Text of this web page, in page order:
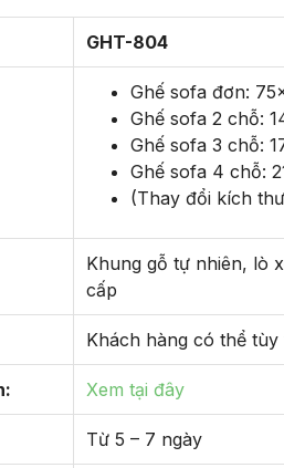
GHT-804
Ghế sofa đơn:
Ghế sofa 2 chỗ:
Ghế sofa 3 chỗ:
Ghế sofa 4 chỗ:
(Thay đổi kích
Khung gỗ tự nhiên, lò
cấp
Khách hàng có thể
Xem tại đây
Từ 5 – 7 ngày